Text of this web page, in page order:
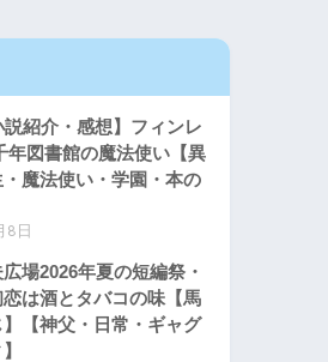
説紹介・感想】フィンレ
年図書館の魔法使い【異
魔法使い・学園・本の
8日
広場2026年夏の短編祭・
は酒とタバコの味【馬
【神父・日常・ギャグ